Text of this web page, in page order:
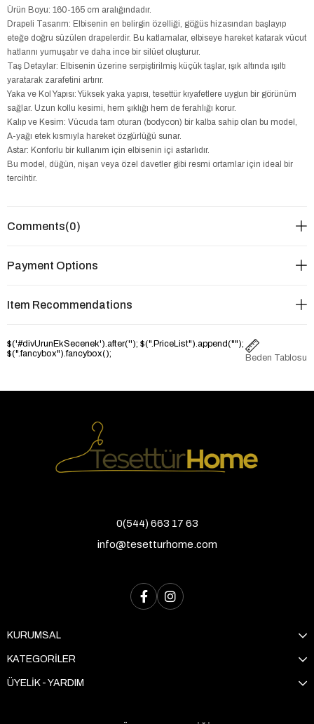
Ürün Boyu: 160-165 cm aralığındadır.
Drapeli Tasarım: Elbisenin en belirgin özelliği, göğüs hizasından başlayıp
eteğe doğru süzülen drapelerdir. Bu katlamalar, elbiseye hareket katarak vücut
hatlarını yumuşatır ve daha ince bir silüet oluşturur.
Taş Detaylar: Elbisenin üzerine serpiştirilmiş küçük taşlar, ışık altında ışıltı
yaratarak zarafetini artırır.
Yaka ve Kol Yapısı: Yüksek yaka yapısı, tesettür kıyafetlere uygun bir görünüm
sağlar. Uzun kollu kesimi, hem şıklığı hem de ferahlığı korur.
Kalıp ve Kesim: Vücuda tam oturan (bodycon) bir kalba sahip olan bu model,
A-yağı etek kısmıyla hareket özgürlüğü sunar.
Astar: Konforlu bir kullanım için elbisenin içi astarlıdır.
Bu model, düğün, nişan veya özel davetler gibi resmi ortamlar için ideal bir
tercihtir.
Comments(0)
Payment Options
Item Recommendations
$('#divUrunEkSecenek').after('
Beden Tablosu
'); $(".PriceList").append("");
$(".fancybox").fancybox();
0(544) 663 17 63
info@tesetturhome.com
KURUMSAL
KATEGORİLER
ÜYELİK - YARDIM